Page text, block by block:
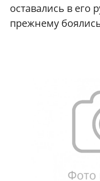
оставались в его
прежнему